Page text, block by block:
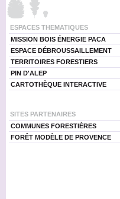
ESPACES THEMATIQUES
MISSION BOIS ÉNERGIE PACA
ESPACE DÉBROUSSAILLEMENT
TERRITOIRES FORESTIERS
PIN D'ALEP
CARTOTHÈQUE INTERACTIVE
SITES PARTENAIRES
COMMUNES FORESTIÈRES
FORÊT MODÈLE DE PROVENCE